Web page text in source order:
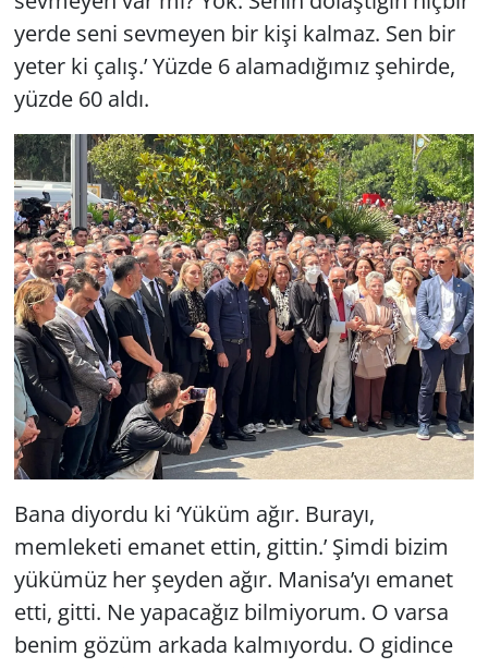
yerde seni sevmeyen bir kişi kalmaz. Sen bir
yeter ki çalış.’ Yüzde 6 alamadığımız şehirde,
yüzde 60 aldı.
Bana diyordu ki ‘Yüküm ağır. Burayı,
memleketi emanet ettin, gittin.’ Şimdi bizim
yükümüz her şeyden ağır. Manisa’yı emanet
etti, gitti. Ne yapacağız bilmiyorum. O varsa
benim gözüm arkada kalmıyordu. O gidince